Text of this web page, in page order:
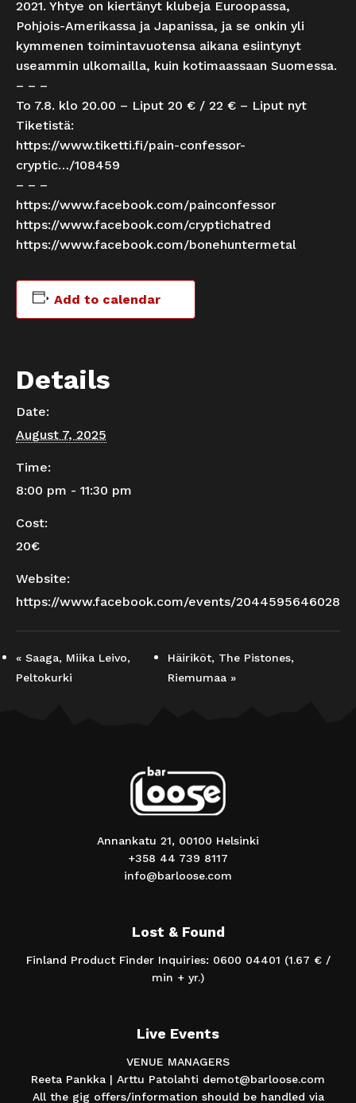
2021. Yhtye on kiertänyt klubeja Euroopassa,
Pohjois-Amerikassa ja Japanissa, ja se onkin yli
kymmenen toimintavuotensa aikana esiintynyt
useammin ulkomailla, kuin kotimaassaan Suomessa.
– – –
To 7.8. klo 20.00 – Liput 20 € / 22 € – Liput nyt
Tiketistä:
https://www.tiketti.fi/pain-confessor-
cryptic…/108459
– – –
https://www.facebook.com/painconfessor
https://www.facebook.com/cryptichatred
https://www.facebook.com/bonehuntermetal
Add to calendar
Details
Date:
August 7, 2025
Time:
8:00 pm - 11:30 pm
Cost:
20€
Website:
https://www.facebook.com/events/
« Saaga, Miika Leivo,
Peltokurki
Häiriköt, The Pistones,
Riemumaa »
Annankatu 21, 00100 Helsinki
+358 44 739 8117
info@barloose.com
Lost & Found
Finland Product Finder Inquiries: 0600 04401 (1.67 € /
min + yr.)
Live Events
VENUE MANAGERS
Reeta Pankka | Arttu Patolahti demot@barloose.com
All the gig offers/information should be handled via